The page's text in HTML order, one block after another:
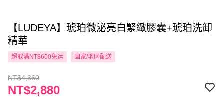
【LUDEYA】琥珀微泌亮白緊緻膠囊+琥珀洗卸
精華
超取满NT$600免运 国家/地区配送
NT$4,360
NT$2,880